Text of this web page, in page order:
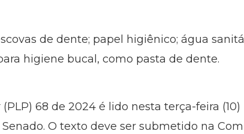
de dente; papel higiênico; água
higiene bucal, como pasta de dente.
68 de 2024 é lido nesta terça-feira (10)
O texto deve ser submetido na